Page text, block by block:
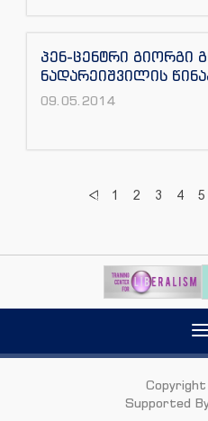
პენ-ცენტრი გიორგი
ნადარეიშვილის
09.05.2014
1 2 3 4 5
Supported